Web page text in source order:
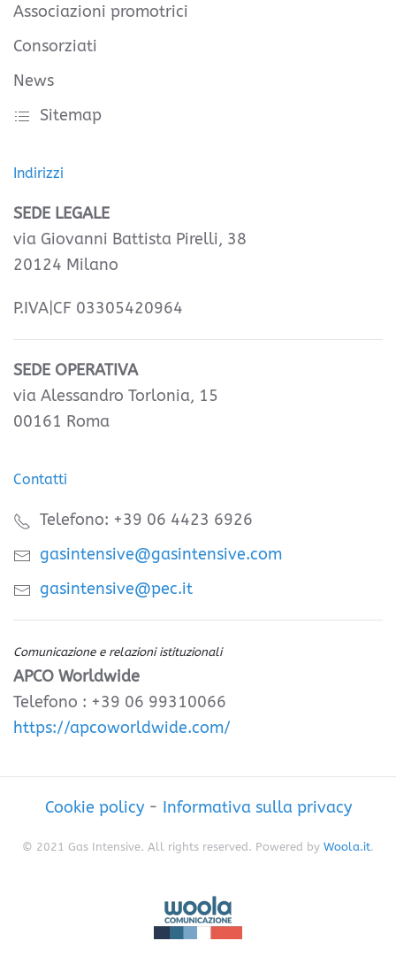
Associazioni promotrici
Consorziati
News
Sitemap
Indirizzi
SEDE LEGALE
via Giovanni Battista Pirelli, 38
20124 Milano
P.IVA|CF 03305420964
SEDE OPERATIVA
via Alessandro Torlonia, 15
00161 Roma
Contatti
Telefono: +39 06 4423 6926
gasintensive@gasintensive.com
gasintensive@pec.it
Comunicazione e relazioni istituzionali
APCO Worldwide
Telefono : +39 06 99310066
https://apcoworldwide.com/
Cookie policy- Informativa sulla privacy
© 2021 Gas Intensive. All rights reserved. Powered by Woola.it.